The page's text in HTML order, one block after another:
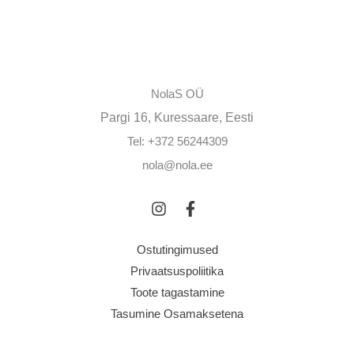
NolaS OÜ
Pargi 16, Kuressaare, Eesti
Tel: +372 56244309
nola@nola.ee
Ostutingimused
Privaatsuspoliitika
Toote tagastamine
Tasumine Osamaksetena